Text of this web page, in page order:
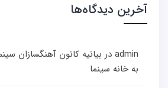
آخرین دیدگاه‌ها
admin در بیانیه کانون آهنگسازان
به خانه سینما